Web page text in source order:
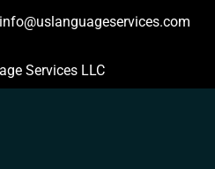
HACER PEDIDO
Services LLC